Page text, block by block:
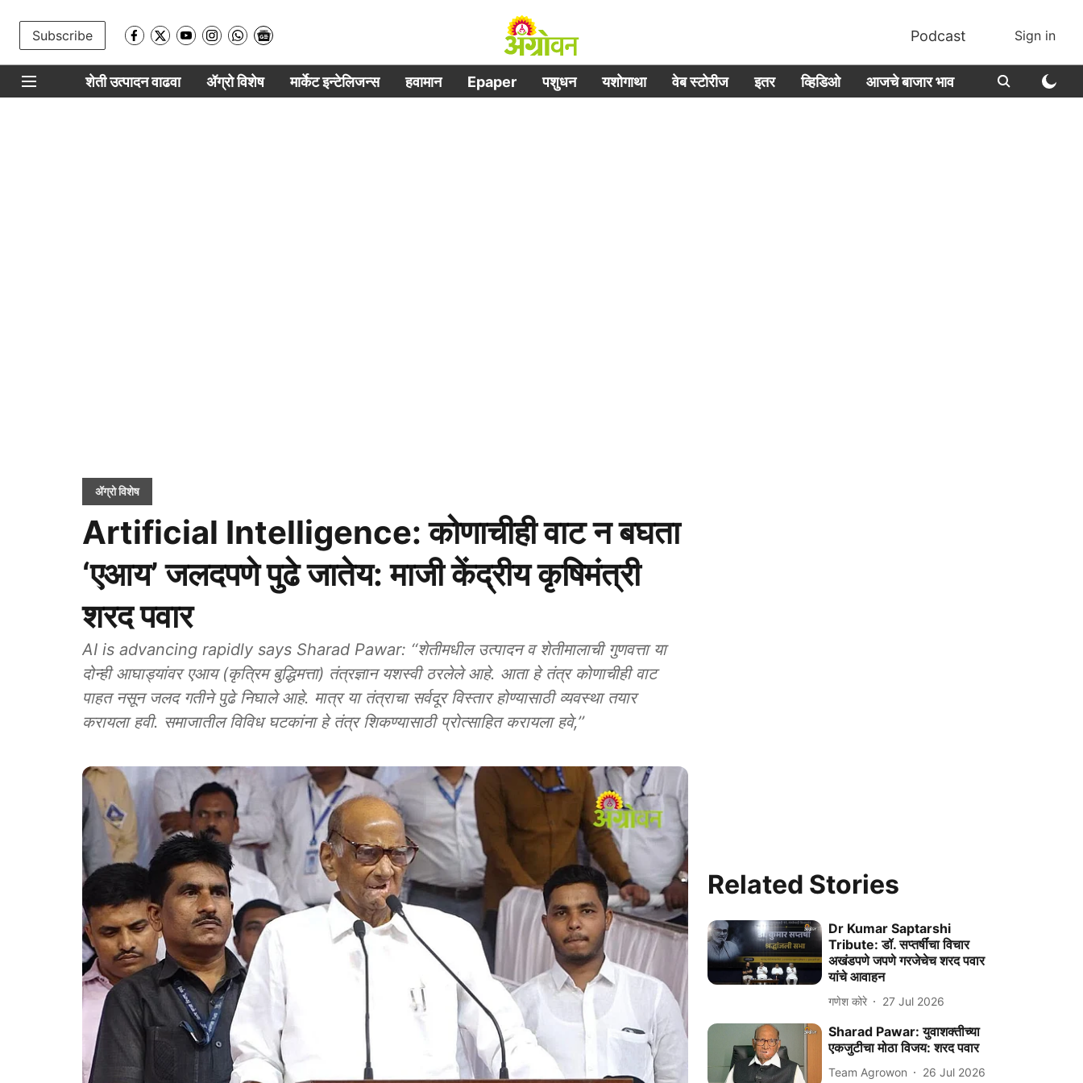
Subscribe Podcast Sign in
शेती उत्पादन वाढवा ॲग्रो विशेष मार्केट इन्टेलिजन्स हवामान Epaper पशुधन यशोगाथा वेब स्टोरीज इतर व्हिडिओ आजचे बाजार भाव
ॲग्रो विशेष
Artificial Intelligence: कोणाचीही वाट न बघता
‘एआय’ जलदपणे पुढे जातेय: माजी केंद्रीय कृषिमंत्री
शरद पवार
AI is advancing rapidly says Sharad Pawar: ‘‘शेतीमधील उत्पादन व शेतीमालाची गुणवत्ता या
दोन्ही आघाड्यांवर एआय (कृत्रिम बुद्धिमत्ता) तंत्रज्ञान यशस्वी ठरलेले आहे. आता हे तंत्र कोणाचीही वाट
पाहत नसून जलद गतीने पुढे निघाले आहे. मात्र या तंत्राचा सर्वदूर विस्तार होण्यासाठी व्यवस्था तयार
करायला हवी. समाजातील विविध घटकांना हे तंत्र शिकण्यासाठी प्रोत्साहित करायला हवे,’’
Related Stories
Dr Kumar Saptarshi
Tribute: डॉ. सप्तर्षींचा विचार
अखंडपणे जपणे गरजेचेच शरद पवार
यांचे आवाहन
गणेश कोरे 27 Jul 2026
Sharad Pawar: युवाशक्तीच्या
एकजुटीचा मोठा विजय: शरद पवार
Team Agrowon 26 Jul 2026